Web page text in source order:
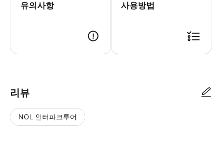
유의사항 사용방법
리뷰
NOL 인터파크투어